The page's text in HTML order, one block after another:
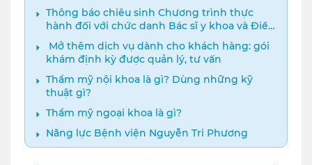
Thông báo chiêu sinh Chương trình thực
hành đối với chức danh Bác sĩ y khoa và Điều
dưỡng năm 2024
️ Mở thêm dịch vụ dành cho khách hàng: gói
khám định kỳ được quản lý, tư vấn
Thẩm mỹ nội khoa là gì? Dùng những kỹ
thuật gì?
Thẩm mỹ ngoại khoa là gì?
Năng lực Bệnh viện Nguyễn Tri Phương